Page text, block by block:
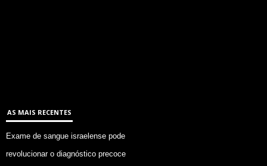
AS MAIS RECENTES
Exame de sangue israelense pode
revolucionar o diagnóstico precoce